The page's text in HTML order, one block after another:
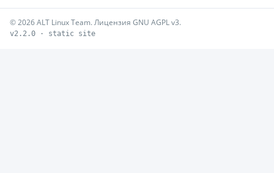
© 2026 ALT Linux Team. Лицензия GNU AGPL v3.
v2.2.0 · static site